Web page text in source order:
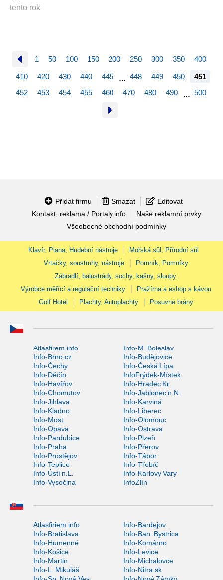
tento rok
1 50 100 150 200 250 300 350 400
410 420 430 440 445 … 448 449 450
451
452
453 454 455 460 470 480 490 … 500
Přidat firmu Smazat
Editovat
Kontakt, reklama / Portaly.info
Naše reklamní prvky
Všeobecné obchodní podmínky
Klavír, Piana, Hudební nástroje
Mořská sůl, Přírodní sůl
Vrtačky, soustruhy, nástroje
Pomník, Pomníky
Zábradlí, balustrády, sochy, kašny, sloupy.
Výrobce měřící a regulační techniky
Pražírna a eshop s kávou
Golf Hotel
Plachty, Autoplachty Posuvné brány
Atlasfirem.info
Info-M. Boleslav
Info-Brno.cz
Info-Budějovice
Info-Čechy
Info-Česká Lípa
Info-Děčín
InfoFrýdek-Místek
Info-Havířov
Info-Hradec Kr.
Info-Chomutov
Info-Jablonec n.N.
Info-Jihlava
Info-Karviná
Info-Kladno
Info-Liberec
Info-Most
Info-Olomouc
Info-Opava
Info-Ostrava
Info-Pardubice
Info-Plzeň
Info-Praha
Info-Přerov
Info-Prostějov
Info-Tábor
Info-Teplice
Info-Třebíč
Info-Ústí n.L.
Info-Karlovy Vary
Info-Vysočina
InfoZlín
Atlasfiriem.info
Info-Bardejov
Info-Bratislava
Info-Ban. Bystrica
Info-Humenné
Info-Komárno
Info-Košice
Info-Levice
Info-Martin
Info-Michalovce
Info-L. Mikuláš
Info-Nitra.sk